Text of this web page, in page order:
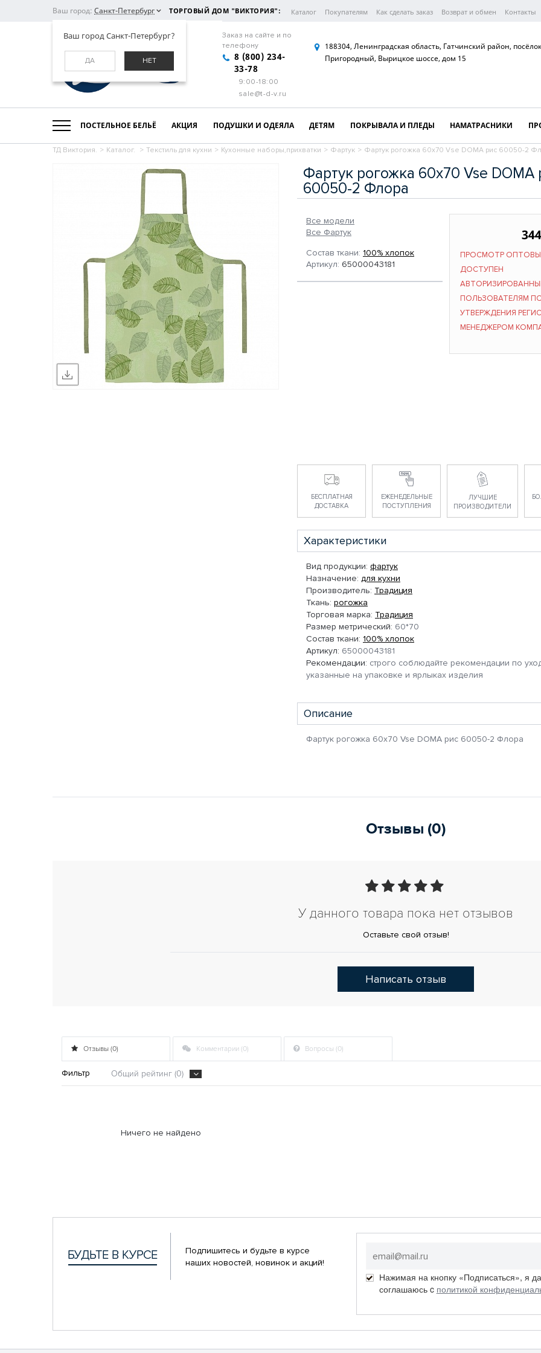
Ваш город: Санкт-Петербург
Ваш город Санкт-Петербург?
ДА НЕТ
ТОРГОВЫЙ ДОМ "ВИКТОРИЯ": Каталог Покупателям Как сделать заказ Возврат и обмен Контакты
Заказ на сайте и по
телефону
8 (800) 234-
33-78
9:00-18:00
sale@t-d-v.ru
188304, Ленинградская область, Гатчинский район, посёлок
Пригородный, Вырицкое шоссе, дом 15
ПОСТЕЛЬНОЕ БЕЛЬЁ АКЦИЯ ПОДУШКИ И ОДЕЯЛА ДЕТЯМ ПОКРЫВАЛА И ПЛЕДЫ НАМАТРАСНИКИ
ТД Виктория. > Каталог. > Текстиль для кухни > Кухонные наборы,прихватки > Фартук > Фартук рогожка 60х70 Vse DOMA рис 60050-2
Фартук рогожка 60х70 Vse DOMA
60050-2 Флора
Все модели
Все Фартук
Состав ткани: 100% хлопок
Артикул: 65000043181
ПРОСМОТР
ДОСТУПЕН
ПОЛЬЗОВАТЕЛЯМ
УТВЕРЖДЕНИЯ
МЕНЕДЖЕРОМ
БЕСПЛАТНАЯ
ДОСТАВКА
ЕЖЕНЕДЕЛЬНЫЕ
ПОСТУПЛЕНИЯ
ЛУЧШИЕ
ПРОИЗВОДИТЕЛИ
Характеристики
Вид продукции: фартук
Назначение: для кухни
Производитель: Традиция
Ткань: рогожка
Торговая марка: Традиция
Размер метрический: 60*70
Состав ткани: 100% хлопок
Артикул: 65000043181
Рекомендации: строго соблюдайте рекомендации по
указанные на упаковке и ярлыках изделия
Описание
Фартук рогожка 60х70 Vse DOMA рис 60050-2 Флора
Отзывы (0)
У данного товара пока нет отзывов
Оставьте свой отзыв!
Написать отзыв
Отзывы (0) Комментарии (0) Вопросы (0)
Фильтр Общий рейтинг (0)
Ничего не найдено
Подпишитесь и будьте в курсе
наших новостей, новинок и акций!
Нажимая на кнопку «Подписаться», я
соглашаюсь c политикой